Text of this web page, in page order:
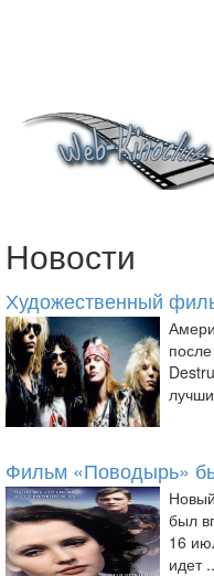
Новости
Художественный
Фильм «Поводырь»
был
16
идет